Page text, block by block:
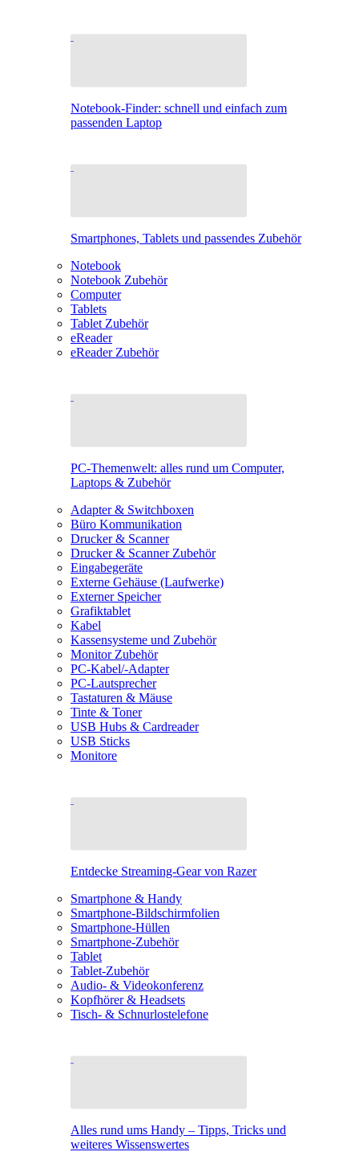
Notebook-Finder: schnell und einfach zum
passenden Laptop
Smartphones, Tablets und passendes Zubehör
Notebook
Notebook Zubehör
Computer
Tablets
Tablet Zubehör
eReader
eReader Zubehör
PC-Themenwelt: alles rund um Computer,
Laptops & Zubehör
Adapter & Switchboxen
Büro Kommunikation
Drucker & Scanner
Drucker & Scanner Zubehör
Eingabegeräte
Externe Gehäuse (Laufwerke)
Externer Speicher
Grafiktablet
Kabel
Kassensysteme und Zubehör
Monitor Zubehör
PC-Kabel/-Adapter
PC-Lautsprecher
Tastaturen & Mäuse
Tinte & Toner
USB Hubs & Cardreader
USB Sticks
Monitore
Entdecke Streaming-Gear von Razer
Smartphone & Handy
Smartphone-Bildschirmfolien
Smartphone-Hüllen
Smartphone-Zubehör
Tablet
Tablet-Zubehör
Audio- & Videokonferenz
Kopfhörer & Headsets
Tisch- & Schnurlostelefone
Alles rund ums Handy – Tipps, Tricks und
weiteres Wissenswertes